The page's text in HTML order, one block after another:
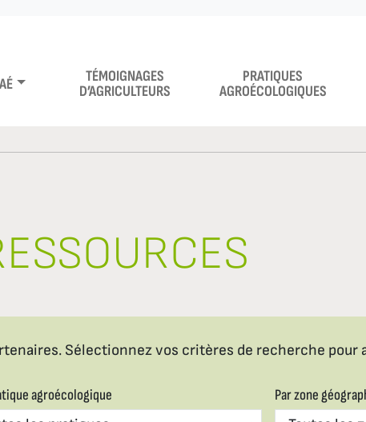
TÉMOIGNAGES
D’AGRICULTEURS
PRATIQUES
AGROÉCOLOGIQUES
Sélectionnez vos critères de recherche
agroécologique Par zone